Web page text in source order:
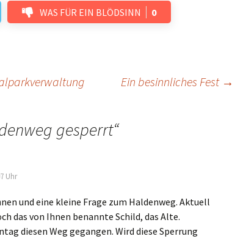
WAS FÜR EIN BLÖDSINN 0
Ein besinnliches Fest →
gesperrt“
Uhr
und eine kleine Frage zum Haldenweg. Aktuell
das von Ihnen benannte Schild, das Alte.
diesen Weg gegangen. Wird diese Sperrung